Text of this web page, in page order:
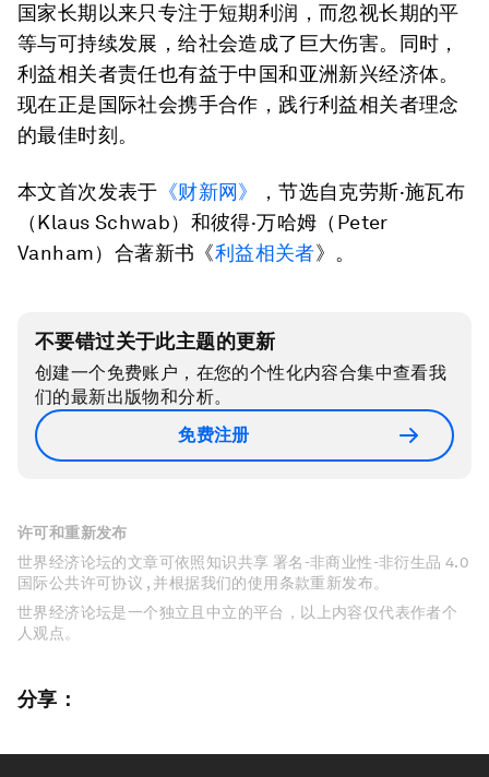
国家长期以来只专注于短期利润，而忽视长期的平
等与可持续发展，给社会造成了巨大伤害。同时，
利益相关者责任也有益于中国和亚洲新兴经济体。
现在正是国际社会携手合作，践行利益相关者理念
的最佳时刻。
本文首次发表于 《财新网》
，节选自克劳斯·施瓦布
（Klaus Schwab）和彼得·万哈姆（Peter
Vanham）合著新书《利益相关者》。
不要错过关于此主题的更新
创建一个免费账户，在您的个性化内容合集中查看我
们的最新出版物和分析。
免费注册
许可和重新发布
世界经济论坛的文章可依照知识共享 署名-非商业性-非衍生品 4.0
国际公共许可协议 , 并根据我们的使用条款重新发布。
世界经济论坛是一个独立且中立的平台，以上内容仅代表作者个
人观点。
分享：